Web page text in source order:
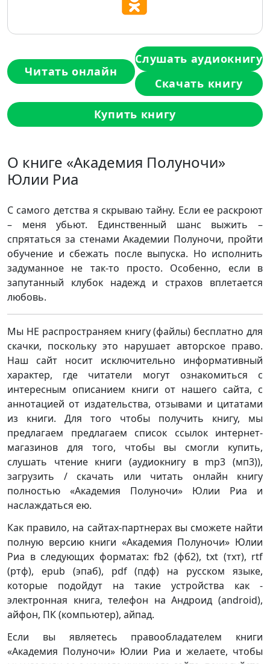
Читать онлайн
Слушать аудиокнигу
Скачать книгу
Купить книгу
О книге «Академия Полуночи»
Юлии Риа
С самого детства я скрываю тайну. Если ее раскроют
– меня убьют. Единственный шанс выжить –
спрятаться за стенами Академии Полуночи, пройти
обучение и сбежать после выпуска. Но исполнить
задуманное не так-то просто. Особенно, если в
запутанный клубок надежд и страхов вплетается
любовь.
Мы НЕ распространяем книгу (файлы) бесплатно для
скачки, поскольку это нарушает авторское право.
Наш сайт носит исключительно информативный
характер, где читатели могут ознакомиться с
интересным описанием книги от нашего сайта, с
аннотацией от издательства, отзывами и цитатами
из книги. Для того чтобы получить книгу, мы
предлагаем предлагаем список ссылок интернет-
магазинов для того, чтобы вы смогли купить,
слушать чтение книги (аудиокнигу в mp3 (мп3)),
загрузить / скачать или читать онлайн книгу
полностью «Академия Полуночи» Юлии Риа и
наслаждаться ею.
Как правило, на сайтах-партнерах вы сможете найти
полную версию книги «Академия Полуночи» Юлии
Риа в следующих форматах: fb2 (фб2), txt (тхт), rtf
(ртф), epub (эпаб), pdf (пдф) на русском языке,
которые подойдут на такие устройства как -
электронная книга, телефон на Андроид (android),
айфон, ПК (компьютер), айпад.
Если вы являетесь правообладателем книги
«Академия Полуночи» Юлии Риа и желаете, чтобы